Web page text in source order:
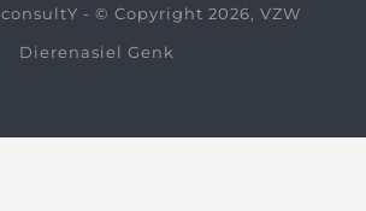
consultY - © Copyright 2026, VZW
Dierenasiel Genk